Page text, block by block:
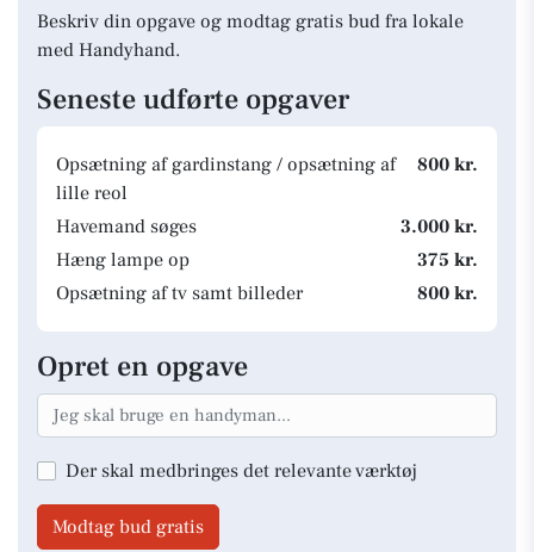
Beskriv din opgave og modtag gratis bud fra lokale
med Handyhand.
Seneste udførte opgaver
Opsætning af gardinstang / opsætning af
lille reol
800 kr.
Havemand søges
3.000 kr.
Hæng lampe op
375 kr.
Opsætning af tv samt billeder
800 kr.
Opret en opgave
Der skal medbringes det relevante værktøj
Modtag bud gratis